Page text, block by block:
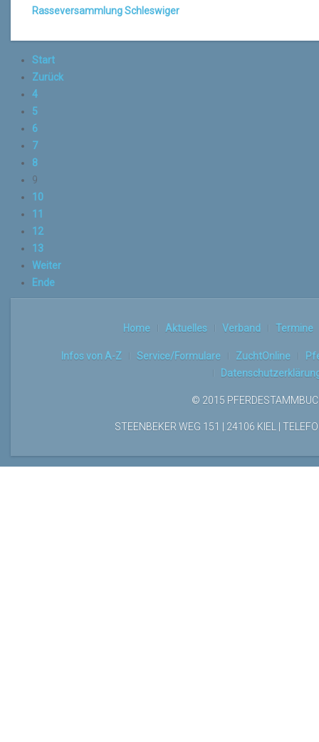
Rasseversammlung Schleswiger
Start
Zurück
4
5
6
7
8
9
10
11
12
13
Weiter
Ende
Home Aktuelles Verband Termine
Infos von A-Z Service/Formulare ZuchtOnline
© 2015
STEENBEKER WEG 151 | 24106 KIEL |